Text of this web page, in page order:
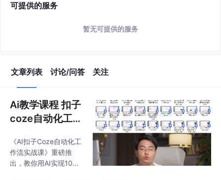
可提供的服务
暂无可提供的服务
文章列表 讨论/问答 关注
Ai教学课程 扣子
coze自动化工作
《AI扣子Coze自动化工
作流实战课》重磅推
出，教你用AI实现10倍